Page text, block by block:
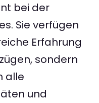
bei der
Sie verfügen
Erfahrung
sondern
alle
und